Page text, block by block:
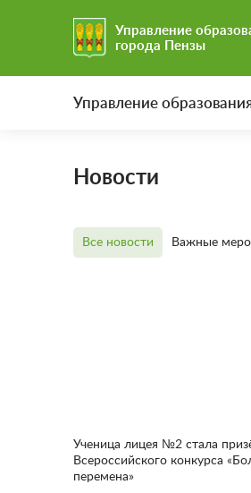
Управление
города Пензы
Управление
Новости
Все новости Важные
Ученица лицея №2 стала
Всероссийского конкурса
перемена»